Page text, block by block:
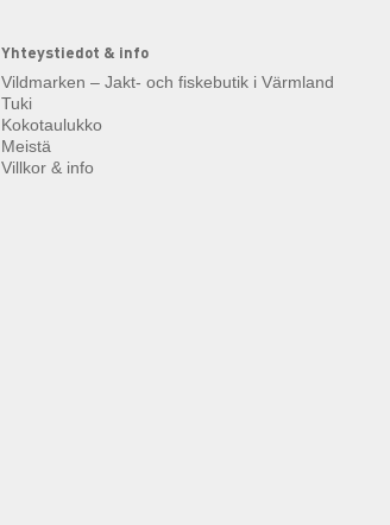
Yhteystiedot & info
Vildmarken – Jakt- och fiskebutik i Värmland
Tuki
Kokotaulukko
Meistä
Villkor & info